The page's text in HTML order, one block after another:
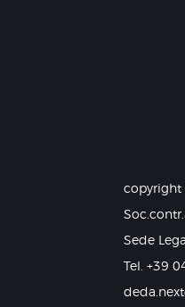
copyright
Sede
Tel. +39